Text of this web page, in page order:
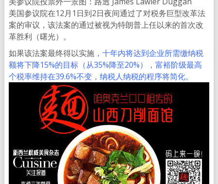
美国参议院在12月1日到2日夜间通过了对税务巨型改革法
案的审议，该法案的通过被视为特朗普上任以来的首次改
革胜利（曙光）。
如果该法案最终得以实施，十年内将达到企业所需缴纳税
额将下降15%的目标（从35%降至20%），富裕阶级最高
个税率维持在39.6%不变，纳税人纳税的程序将简化。